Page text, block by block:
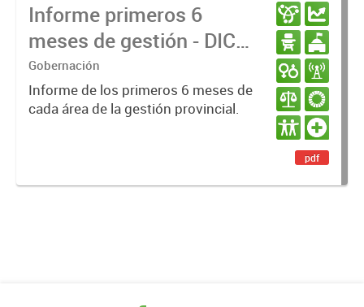
Informe primeros 6
meses de gestión - DIC
23 / JUN 24
Gobernación
Informe de los primeros 6 meses de
cada área de la gestión provincial.
pdf